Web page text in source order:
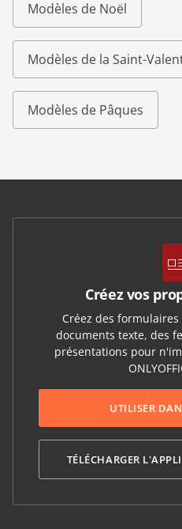
Modèles de Noël
Modèles de la Saint-
Modèles de Pâques
Créez vos
Créez des formulaires
documents texte, des
présentations pour
UTILISER
TÉLÉCHARGER